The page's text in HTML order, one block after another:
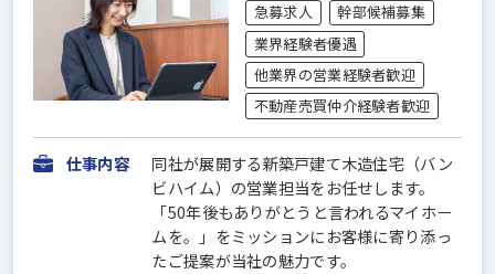
急募求人
幹部候補募集
業界経験者優遇
他業界の営業経験者歓迎
不動産売買仲介経験者歓迎
仕事内容
同社が展開する新築戸建て木造住宅（バン
ビハイム）の営業担当をお任せします。
「50年後もありがとうと言われるマイホー
ムを。」をミッションにお客様に寄り添っ
たご提案が当社の魅力です。